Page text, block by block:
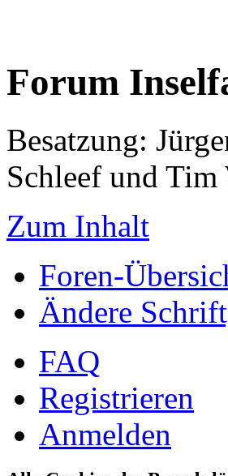
Forum
Besatzung:
Schleef und Tim
Zum Inhalt
Foren-
Ändere
FAQ
Registrieren
Anmelden